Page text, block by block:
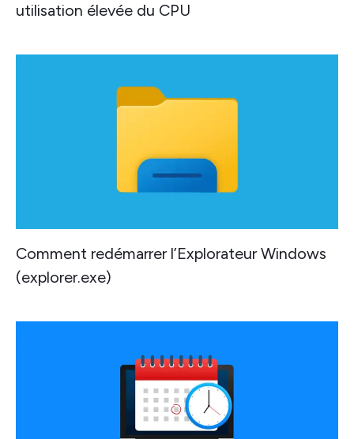
utilisation élevée du CPU
Comment redémarrer l’Explorateur Windows
(explorer.exe)